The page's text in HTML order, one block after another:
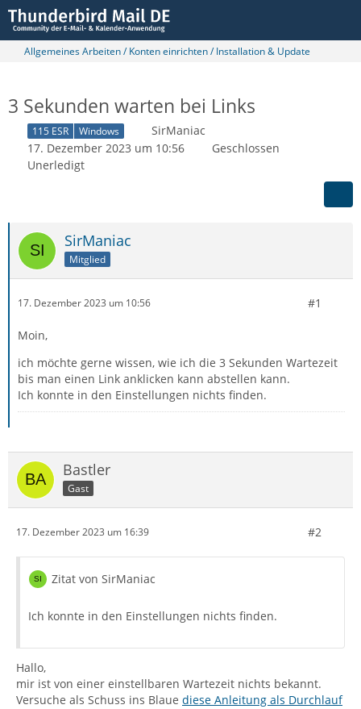
Allgemeines Arbeiten / Konten einrichten / Installation & Update
3 Sekunden warten bei Links
115 ESR Windows
SirManiac
17. Dezember 2023 um 10:56
Geschlossen
Unerledigt
SirManiac
Mitglied
17. Dezember 2023 um 10:56 #1
Moin,
ich möchte gerne wissen, wie ich die 3 Sekunden Wartezeit
bis man einen Link anklicken kann abstellen kann.
Ich konnte in den Einstellungen nichts finden.
Bastler
Gast
17. Dezember 2023 um 16:39 #2
Zitat von SirManiac
Ich konnte in den Einstellungen nichts finden.
Hallo,
mir ist von einer einstellbaren Wartezeit nichts bekannt.
Versuche als Schuss ins Blaue diese Anleitung als Durchlauf